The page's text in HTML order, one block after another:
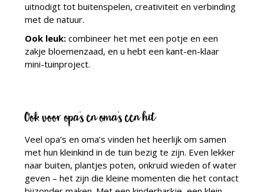
uitnodigt tot buitenspelen, creativiteit en verbinding
met de natuur.
Ook leuk: combineer het met een potje en een
zakje bloemenzaad, en u hebt een kant-en-klaar
mini-tuinproject.
Ook voor opa’s en oma’s een hit
Veel opa’s en oma’s vinden het heerlijk om samen
met hun kleinkind in de tuin bezig te zijn. Even lekker
naar buiten, plantjes poten, onkruid wieden of water
geven – het zijn die kleine momenten die het contact